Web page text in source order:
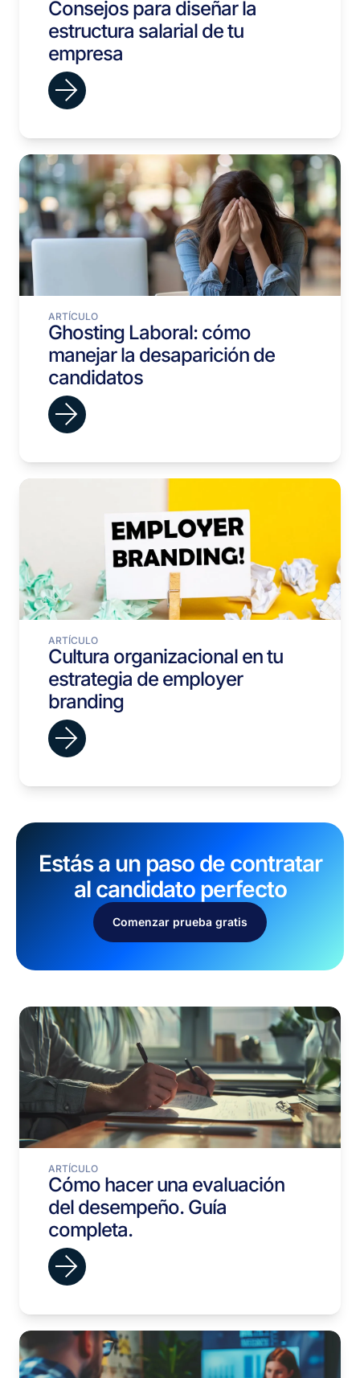
Consejos para diseñar la
estructura salarial de tu
empresa
ARTÍCULO
Ghosting Laboral: cómo
manejar la desaparición de
candidatos
ARTÍCULO
Cultura organizacional en tu
estrategia de employer
branding
Estás a un paso de contratar
al candidato perfecto
Comenzar prueba gratis
ARTÍCULO
Cómo hacer una evaluación
del desempeño. Guía
completa.